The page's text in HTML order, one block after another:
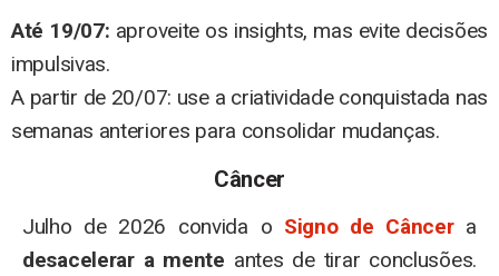
Até 19/07: aproveite os insights, mas evite decisões
impulsivas.
A partir de 20/07: use a criatividade conquistada nas
semanas anteriores para consolidar mudanças.
Câncer
Julho de 2026 convida o Signo de Câncera
desacelerar a mente antes de tirar conclusões.